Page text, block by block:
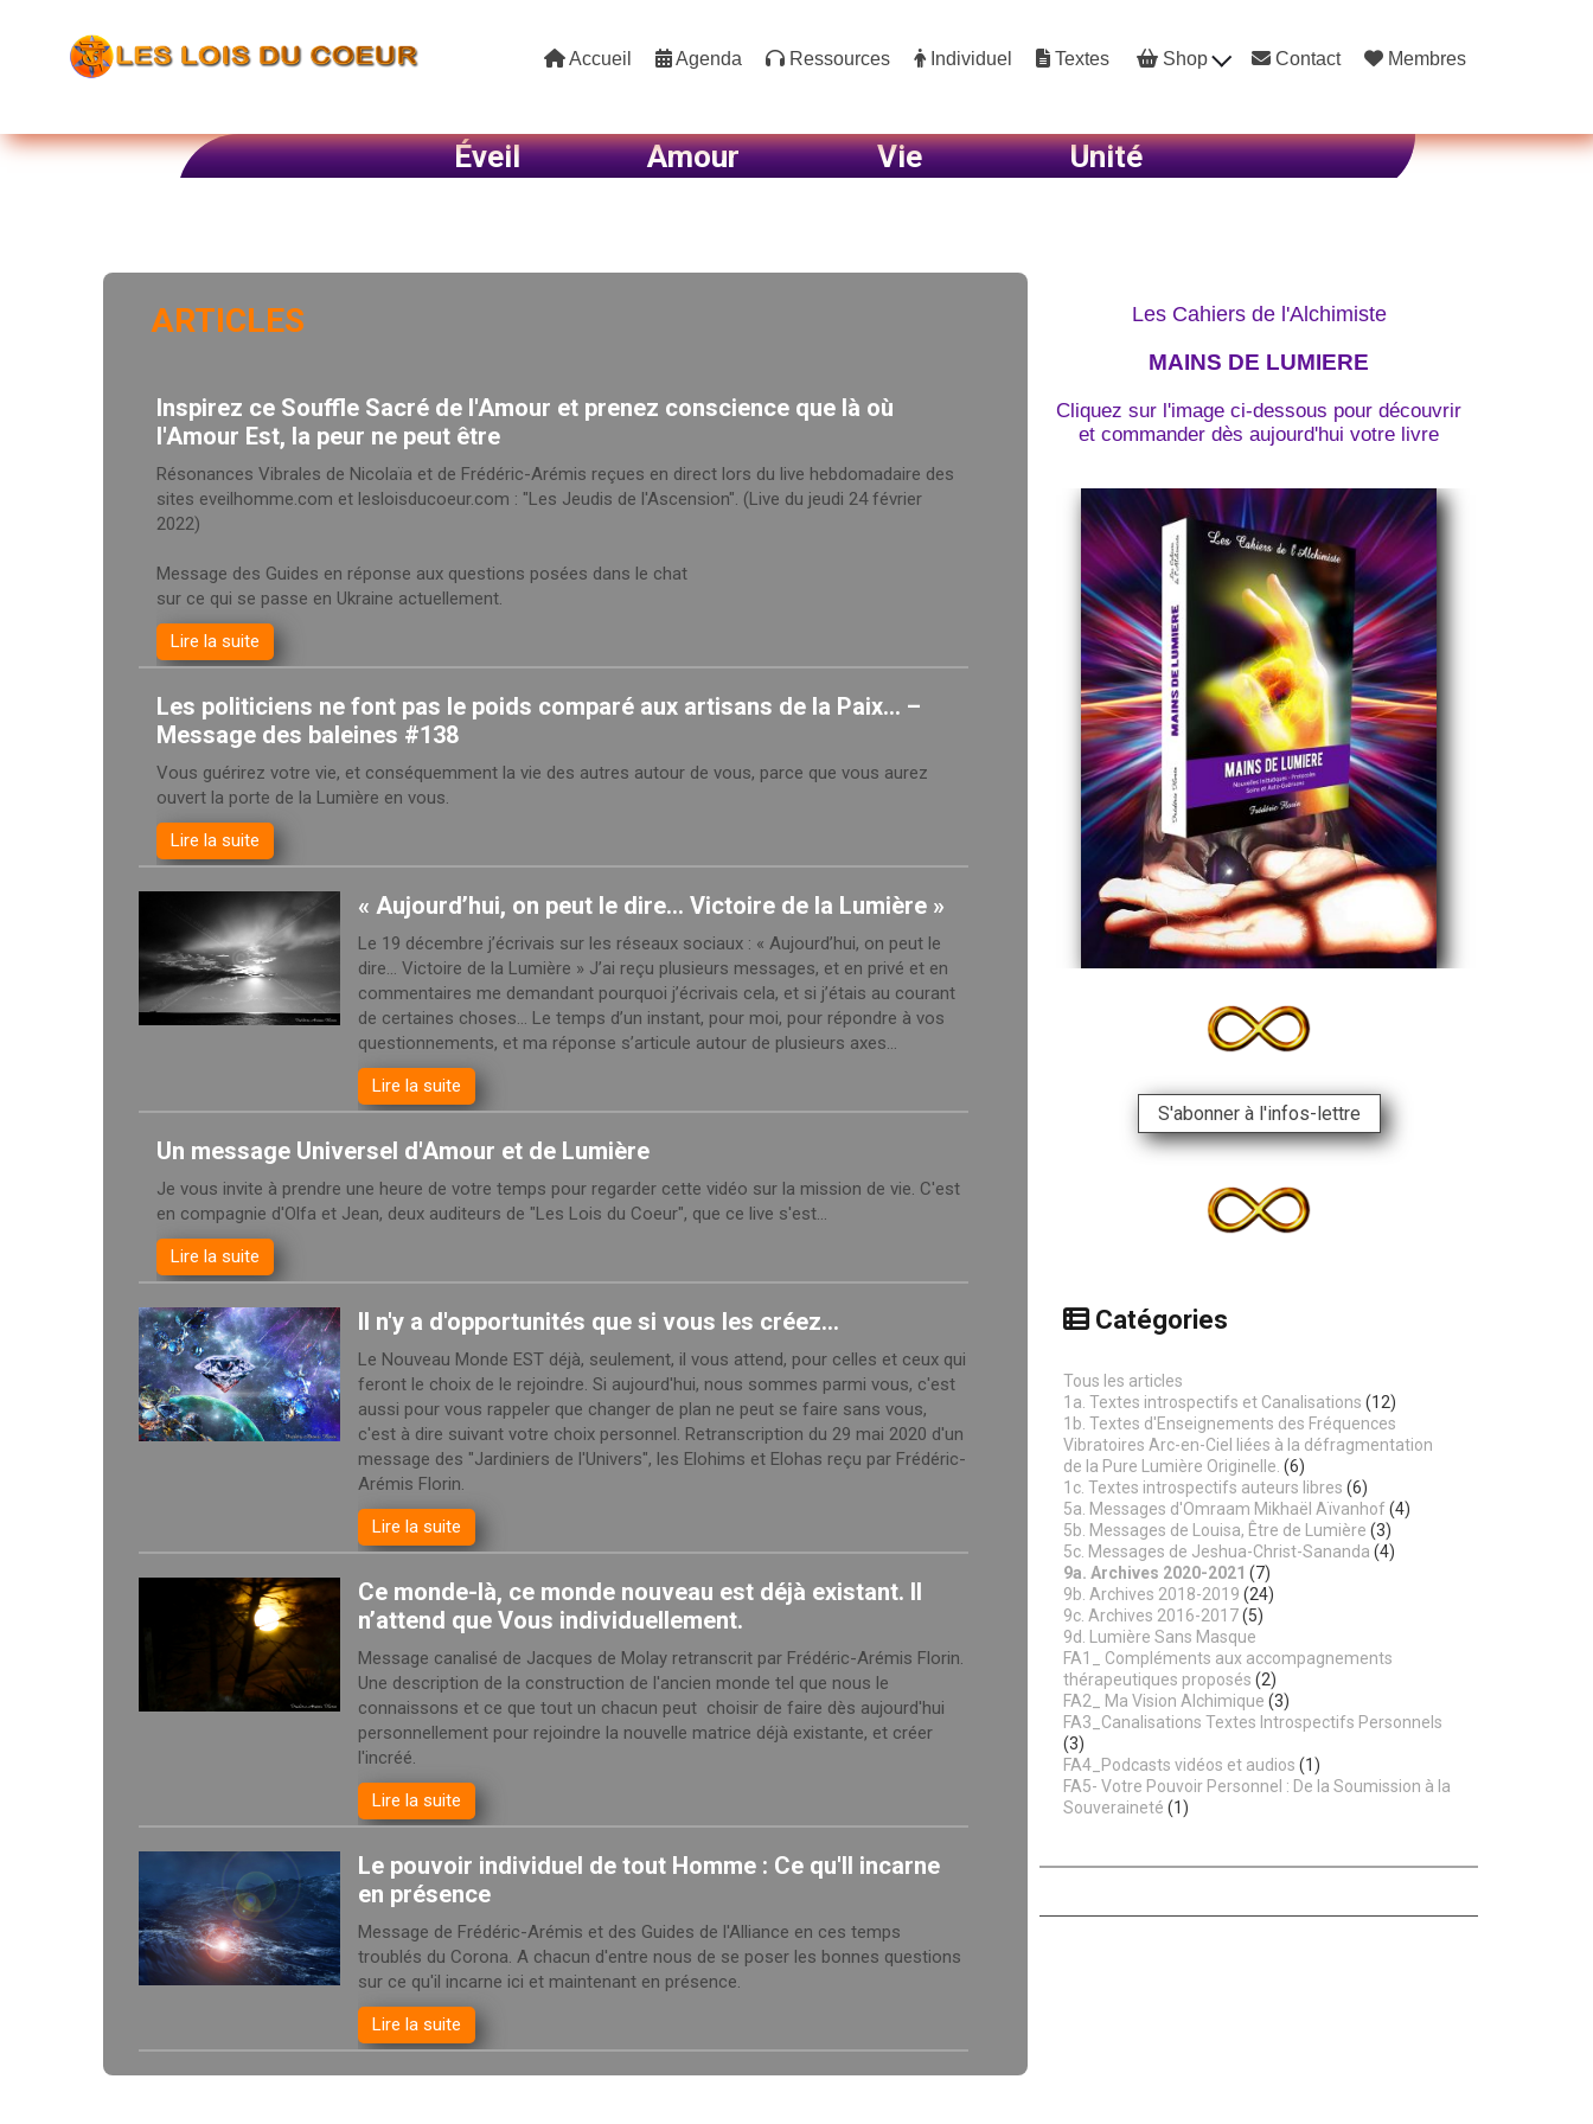
Accueil Agenda Ressources Individuel Textes Shop Contact Membres
Éveil Amour Vie Unité
ARTICLES
Inspirez ce Souffle Sacré de l'Amour et prenez conscience que là où
l'Amour Est, la peur ne peut être
Résonances Vibrales de Nicolaïa et de Frédéric-Arémis reçues en direct lors du live hebdomadaire des
sites eveilhomme.com et lesloisducoeur.com : "Les Jeudis de l'Ascension". (Live du jeudi 24 février
2022)
Message des Guides en réponse aux questions posées dans le chat
sur ce qui se passe en Ukraine actuellement.
Lire la suite
Les politiciens ne font pas le poids comparé aux artisans de la Paix... –
Message des baleines #138
Vous guérirez votre vie, et conséquemment la vie des autres autour de vous, parce que vous aurez
ouvert la porte de la Lumière en vous.
Lire la suite
« Aujourd’hui, on peut le dire… Victoire de la Lumière »
Le 19 décembre j’écrivais sur les réseaux sociaux : « Aujourd’hui, on peut le
dire… Victoire de la Lumière » J’ai reçu plusieurs messages, et en privé et en
commentaires me demandant pourquoi j’écrivais cela, et si j’étais au courant
de certaines choses… Le temps d’un instant, pour moi, pour répondre à vos
questionnements, et ma réponse s’articule autour de plusieurs axes…
Lire la suite
Un message Universel d'Amour et de Lumière
Je vous invite à prendre une heure de votre temps pour regarder cette vidéo sur la mission de vie. C'est
en compagnie d'Olfa et Jean, deux auditeurs de "Les Lois du Coeur", que ce live s'est...
Lire la suite
Il n'y a d'opportunités que si vous les créez...
Le Nouveau Monde EST déjà, seulement, il vous attend, pour celles et ceux qui
feront le choix de le rejoindre. Si aujourd'hui, nous sommes parmi vous, c'est
aussi pour vous rappeler que changer de plan ne peut se faire sans vous,
c'est à dire suivant votre choix personnel. Retranscription du 29 mai 2020 d'un
message des "Jardiniers de l'Univers", les Elohims et Elohas reçu par Frédéric-
Arémis Florin.
Lire la suite
Ce monde-là, ce monde nouveau est déjà existant. Il
n’attend que Vous individuellement.
Message canalisé de Jacques de Molay retranscrit par Frédéric-Arémis Florin.
Une description de la construction de l'ancien monde tel que nous le
connaissons et ce que tout un chacun peut choisir de faire dès aujourd'hui
personnellement pour rejoindre la nouvelle matrice déjà existante, et créer
l'incréé.
Lire la suite
Le pouvoir individuel de tout Homme : Ce qu'Il incarne
en présence
Message de Frédéric-Arémis et des Guides de l'Alliance en ces temps
troublés du Corona. A chacun d'entre nous de se poser les bonnes questions
sur ce qu'il incarne ici et maintenant en présence.
Lire la suite
Les Cahiers de l'Alchimiste
MAINS DE LUMIERE
Cliquez sur l'image ci-dessous pour découvrir
et commander dès aujourd'hui votre livre
S'abonner à l'infos-lettre
Catégories
Tous les articles
1a. Textes introspectifs et Canalisations (12)
1b. Textes d'Enseignements des Fréquences
Vibratoires Arc-en-Ciel liées à la défragmentation
de la Pure Lumière Originelle. (6)
1c. Textes introspectifs auteurs libres (6)
5a. Messages d'Omraam Mikhaël Aïvanhof (4)
5b. Messages de Louisa, Être de Lumière (3)
5c. Messages de Jeshua-Christ-Sananda (4)
9a. Archives 2020-2021 (7)
9b. Archives 2018-2019 (24)
9c. Archives 2016-2017(5)
9d. Lumière Sans Masque
FA1_ Compléments aux accompagnements
thérapeutiques proposés (2)
FA2_ Ma Vision Alchimique (3)
FA3_Canalisations Textes Introspectifs Personnels
(3)
FA4_Podcasts vidéos et audios (1)
FA5- Votre Pouvoir Personnel : De la Soumission à la
Souveraineté (1)